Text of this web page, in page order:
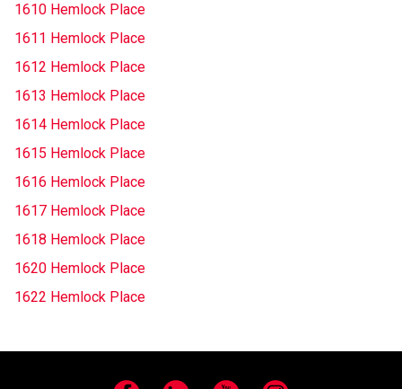
1610 Hemlock Place
1611 Hemlock Place
1612 Hemlock Place
1613 Hemlock Place
1614 Hemlock Place
1615 Hemlock Place
1616 Hemlock Place
1617 Hemlock Place
1618 Hemlock Place
1620 Hemlock Place
1622 Hemlock Place